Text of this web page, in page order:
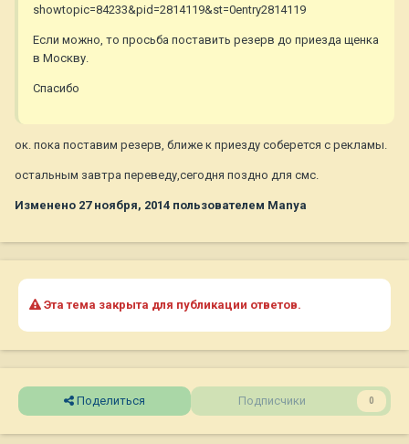
showtopic=84233&pid=2814119&st=0entry2814119
Если можно, то просьба поставить резерв до приезда щенка
в Москву.
Спасибо
ок. пока поставим резерв, ближе к приезду соберется с рекламы.
остальным завтра переведу,сегодня поздно для смс.
Изменено 27 ноября, 2014 пользователем Manya
Эта тема закрыта для публикации ответов.
Поделиться Подписчики 0